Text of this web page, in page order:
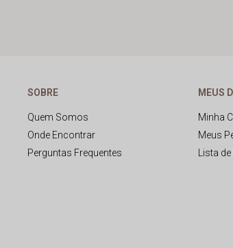
SOBRE
Quem Somos
Onde Encontrar
Perguntas Frequentes
MEUS
Minha
Meus
Lista